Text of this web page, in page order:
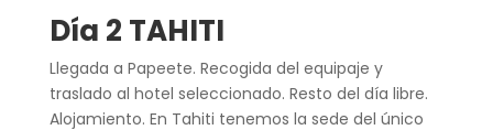
Día 2 TAHITI
Llegada a Papeete. Recogida del equipaje y
traslado al hotel seleccionado. Resto del día libre.
Alojamiento. En Tahiti tenemos la sede del único